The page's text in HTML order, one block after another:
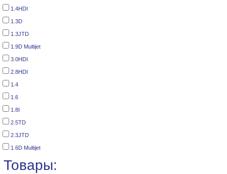
1.4HDI
1.3D
1.3JTD
1.9D Multijet
3.0HDI
2.8HDI
1.4
1.6
1.8I
2.5TD
2.3JTD
1.6D Multijet
Товары: